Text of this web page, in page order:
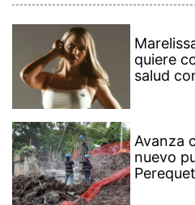
quiere
salud
Avanza
nuevo